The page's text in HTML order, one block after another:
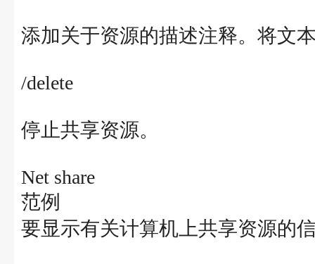
添加关于资源的描述注释。将文
/delete
停止共享资源。
Net share
范例
要显示有关计算机上共享资源的